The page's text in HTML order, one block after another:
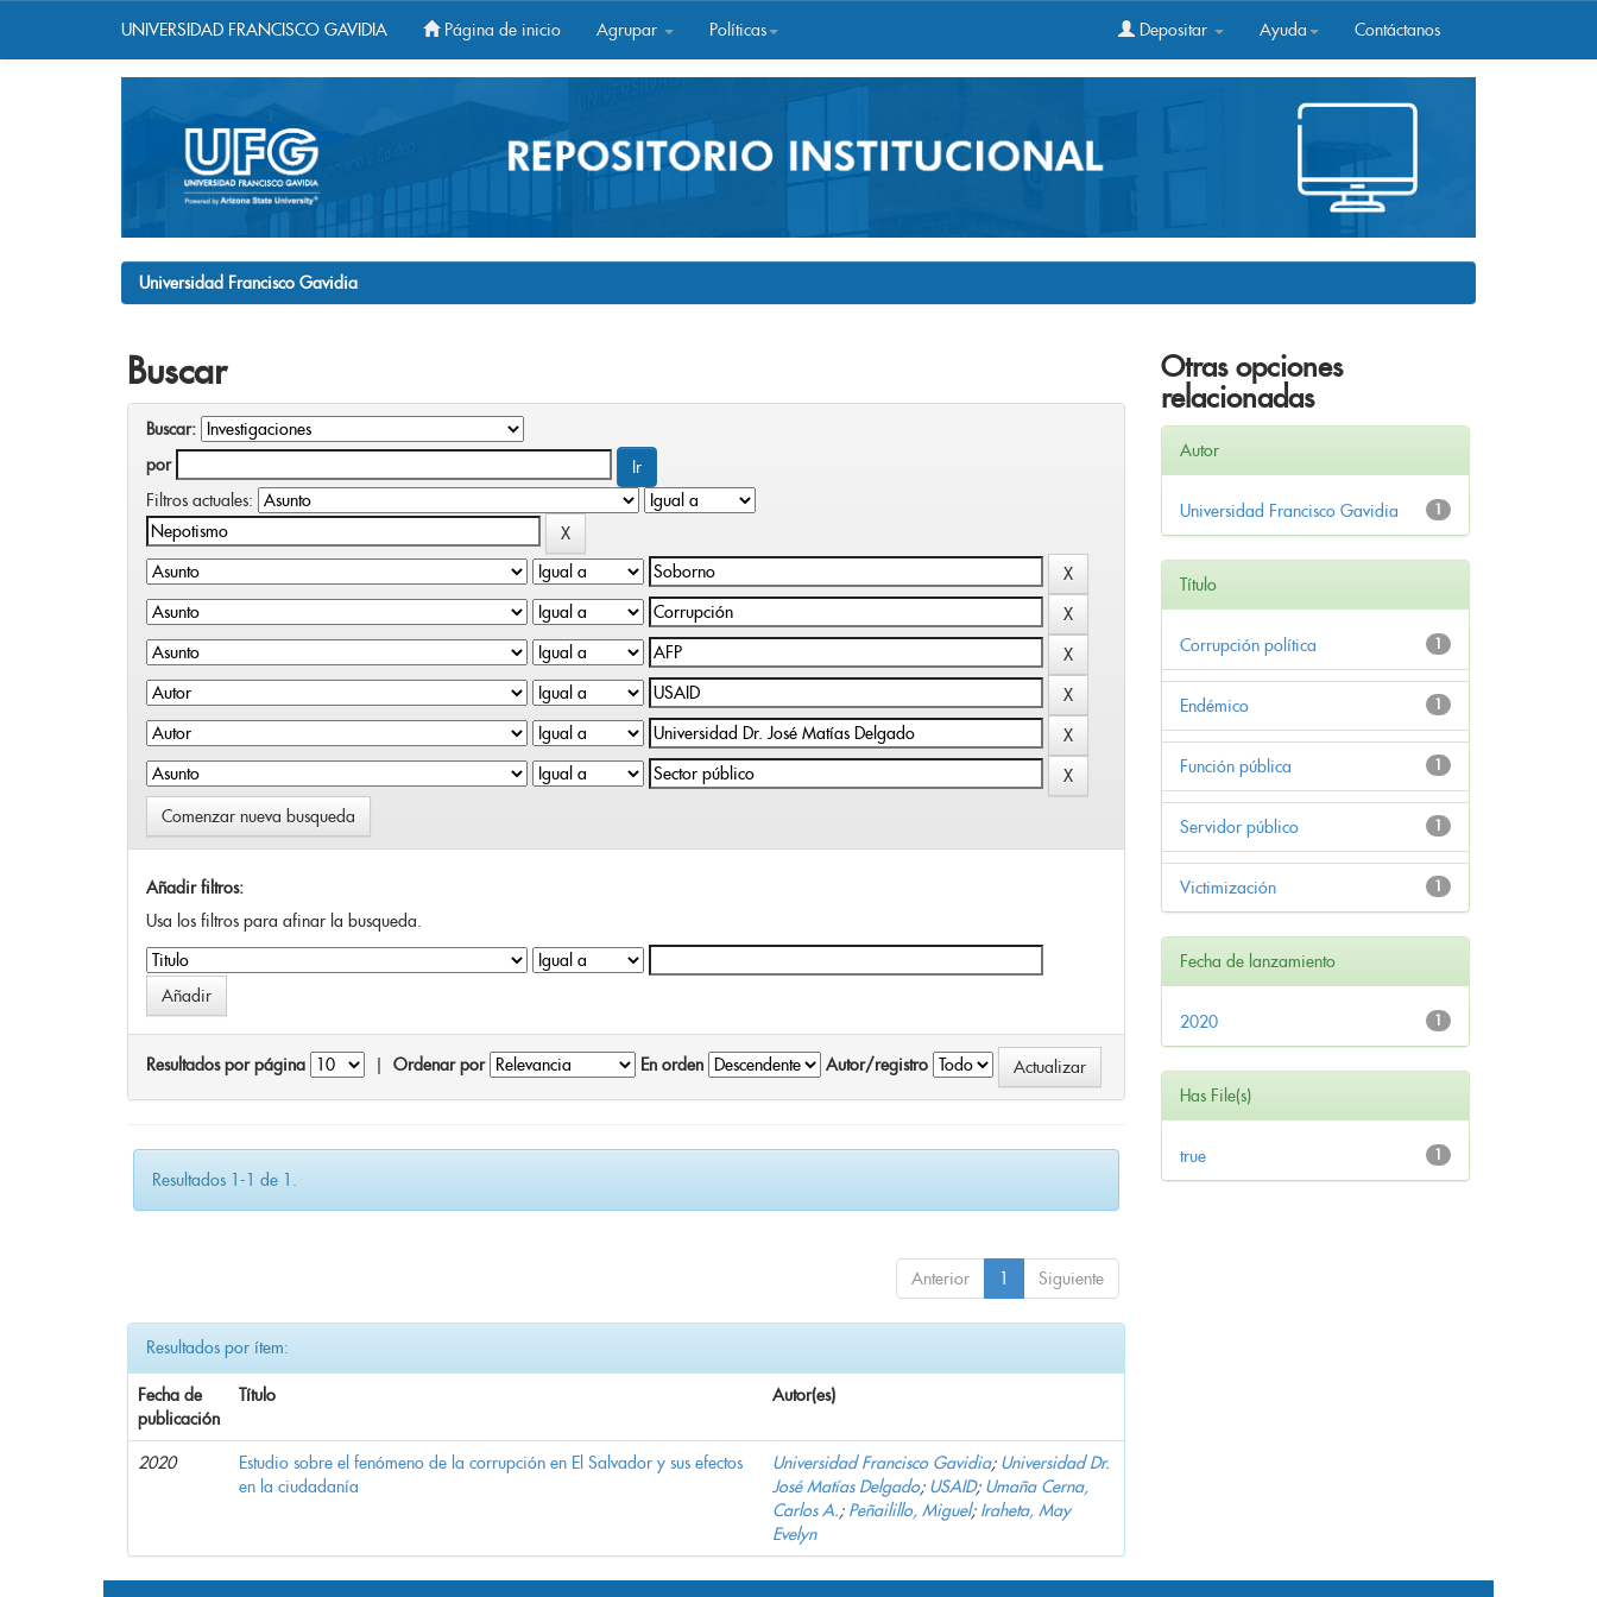
UNIVERSIDAD FRANCISCO GAVIDIA Página de inicio Agrupar Políticas Depositar Ayuda Contáctanos
Universidad Francisco Gavidia
Buscar
Buscar:
por
Filtros actuales:
Comenzar nueva busqueda
Añadir filtros:
Usa los filtros para afinar la busqueda.
Resultados por página Ordenar por En orden Autor/registro
Resultados 1-1 de 1.
Anterior 1 Siguiente
Resultados por ítem:
Fecha de
publicación
Título Autor(es)
2020
Estudio sobre el fenómeno de la corrupción en El Salvador y sus efectos
en la ciudadanía
Universidad Francisco Gavidia; Universidad Dr.
José Matías Delgado; USAID; Umaña Cerna,
Carlos A.; Peñailillo, Miguel; Iraheta, May
Evelyn
Otras opciones
relacionadas
Autor
1
Universidad Francisco Gavidia
Título
1
Corrupción política
1
Endémico
1
Función pública
1
Servidor público
1
Victimización
Fecha de lanzamiento
1
2020
Has File(s)
1
true